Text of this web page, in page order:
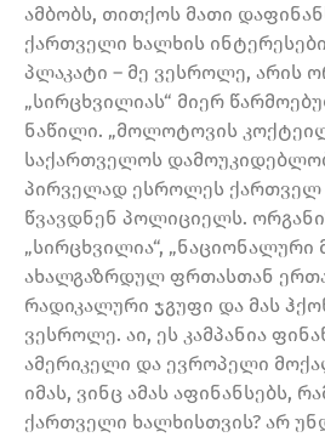
ამბობს, თითქოს მათი
ქართველი ხალხის
პლაკატი – მე ვესროლე, არის
„სირცხვილიას“ მიერ
ნაწილი. „მოლოტოვის
საქართველოს
პირველად ესროლეს
წვავდნენ პოლიციელს.
„სირცხვილია“, „ნაციონალური
ახალგაზრდულ ფრთასთან
რადიკალური ჯგუფი და მას
ვესროლე. აი, ეს კამპანია
ამერიკელი და ევროპელი
იმას, ვინც ამას აფინანსებს,
ქართველი ხალხისთვის? არ